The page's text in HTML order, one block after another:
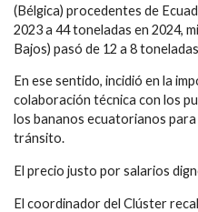
(Bélgica) procedentes de
2023 a 44 toneladas en 2024,
Bajos) pasó de 12 a 8
En ese sentido, incidió en la
colaboración técnica con los
los bananos ecuatorianos
tránsito.
El precio justo por salarios
El coordinador del Clúster